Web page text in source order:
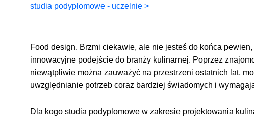
studia podyplomowe - uczelnie >
Food design. Brzmi ciekawie, ale nie jesteś do końca
innowacyjne podejście do branży kulinarnej. Poprzez
niewątpliwie można zauważyć na przestrzeni ostatnich lat,
uwzględnianie potrzeb coraz bardziej świadomych i
Dla kogo studia podyplomowe w zakresie projektowania